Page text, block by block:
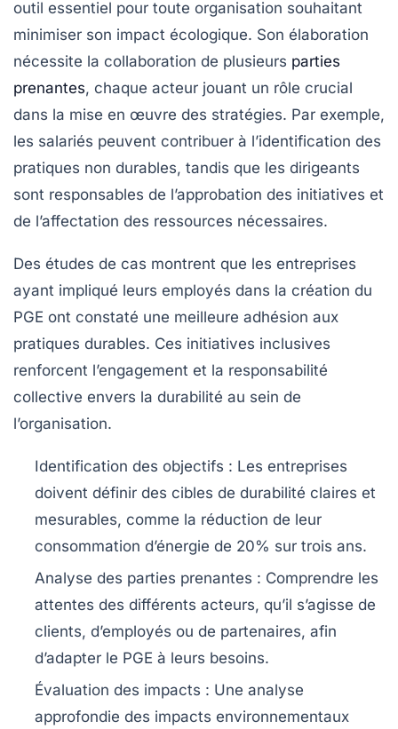
outil essentiel pour toute organisation souhaitant
minimiser son impact écologique. Son élaboration
nécessite la collaboration de plusieurs parties
prenantes, chaque acteur jouant un rôle crucial
dans la mise en œuvre des stratégies. Par exemple,
les salariés peuvent contribuer à l’identification des
pratiques non durables, tandis que les dirigeants
sont responsables de l’approbation des initiatives et
de l’affectation des ressources nécessaires.
Des études de cas montrent que les entreprises
ayant impliqué leurs employés dans la création du
PGE ont constaté une meilleure adhésion aux
pratiques durables. Ces initiatives inclusives
renforcent l’engagement et la responsabilité
collective envers la durabilité au sein de
l’organisation.
Identification des objectifs : Les entreprises
doivent définir des cibles de durabilité claires et
mesurables, comme la réduction de leur
consommation d’énergie de 20% sur trois ans.
Analyse des parties prenantes : Comprendre les
attentes des différents acteurs, qu’il s’agisse de
clients, d’employés ou de partenaires, afin
d’adapter le PGE à leurs besoins.
Évaluation des impacts : Une analyse
approfondie des impacts environnementaux